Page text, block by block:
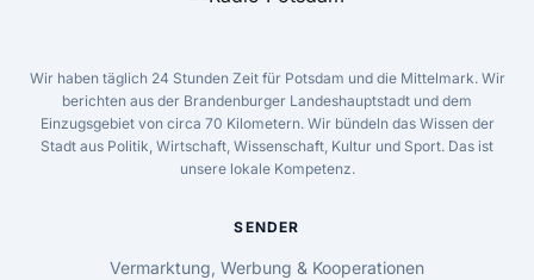
Wir haben täglich 24 Stunden Zeit für Potsdam und die Mittelmark. Wir
berichten aus der Brandenburger Landeshauptstadt und dem
Einzugsgebiet von circa 70 Kilometern. Wir bündeln das Wissen der
Stadt aus Politik, Wirtschaft, Wissenschaft, Kultur und Sport. Das ist
unsere lokale Kompetenz.
SENDER
Vermarktung, Werbung & Kooperationen